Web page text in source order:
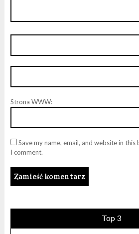
Strona WWW:
Save my name, email, and website in
I comment.
Top 3